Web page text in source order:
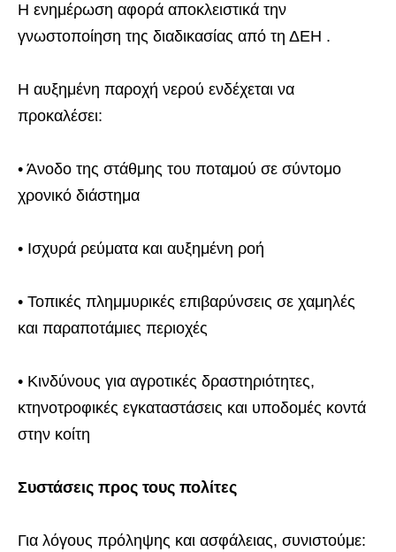
Η ενημέρωση αφορά αποκλειστικά την
γνωστοποίηση της διαδικασίας από τη ΔΕΗ .
Η αυξημένη παροχή νερού ενδέχεται να
προκαλέσει:
• Άνοδο της στάθμης του ποταμού σε σύντομο
χρονικό διάστημα
• Ισχυρά ρεύματα και αυξημένη ροή
• Τοπικές πλημμυρικές επιβαρύνσεις σε χαμηλές
και παραποτάμιες περιοχές
• Κινδύνους για αγροτικές δραστηριότητες,
κτηνοτροφικές εγκαταστάσεις και υποδομές κοντά
στην κοίτη
Συστάσεις προς τους πολίτες
Για λόγους πρόληψης και ασφάλειας, συνιστούμε: